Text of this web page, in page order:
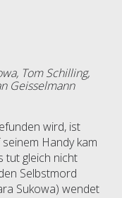
Tom Schilling,
Geisselmann
wird, ist
Handy kam
tut gleich nicht
Selbstmord
Sukowa) wendet